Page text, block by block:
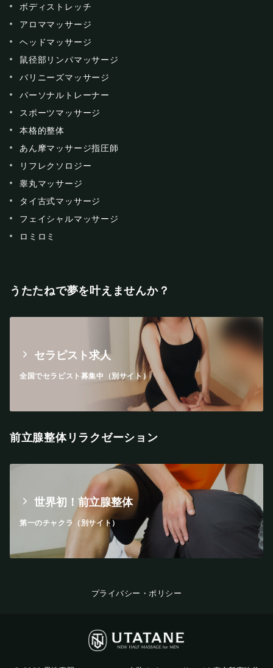
ボディストレッチ
アロママッサージ
ヘッドマッサージ
鼠径部リンパマッサージ
バリニーズマッサージ
パーソナルトレーナー
スポーツマッサージ
本格的整体
あん摩マッサージ指圧師
リフレクソロジー
睾丸マッサージ
タイ古式マッサージ
フェイシャルマッサージ
ロミロミ
うたたねで夢を叶えませんか？
セラピスト求人
全国でセラピスト募集中（別サイト）
前立腺整体リラクゼーション
世界初！前立腺整体
第一のチャクラ（別サイト）
プライバシー・ポリシー